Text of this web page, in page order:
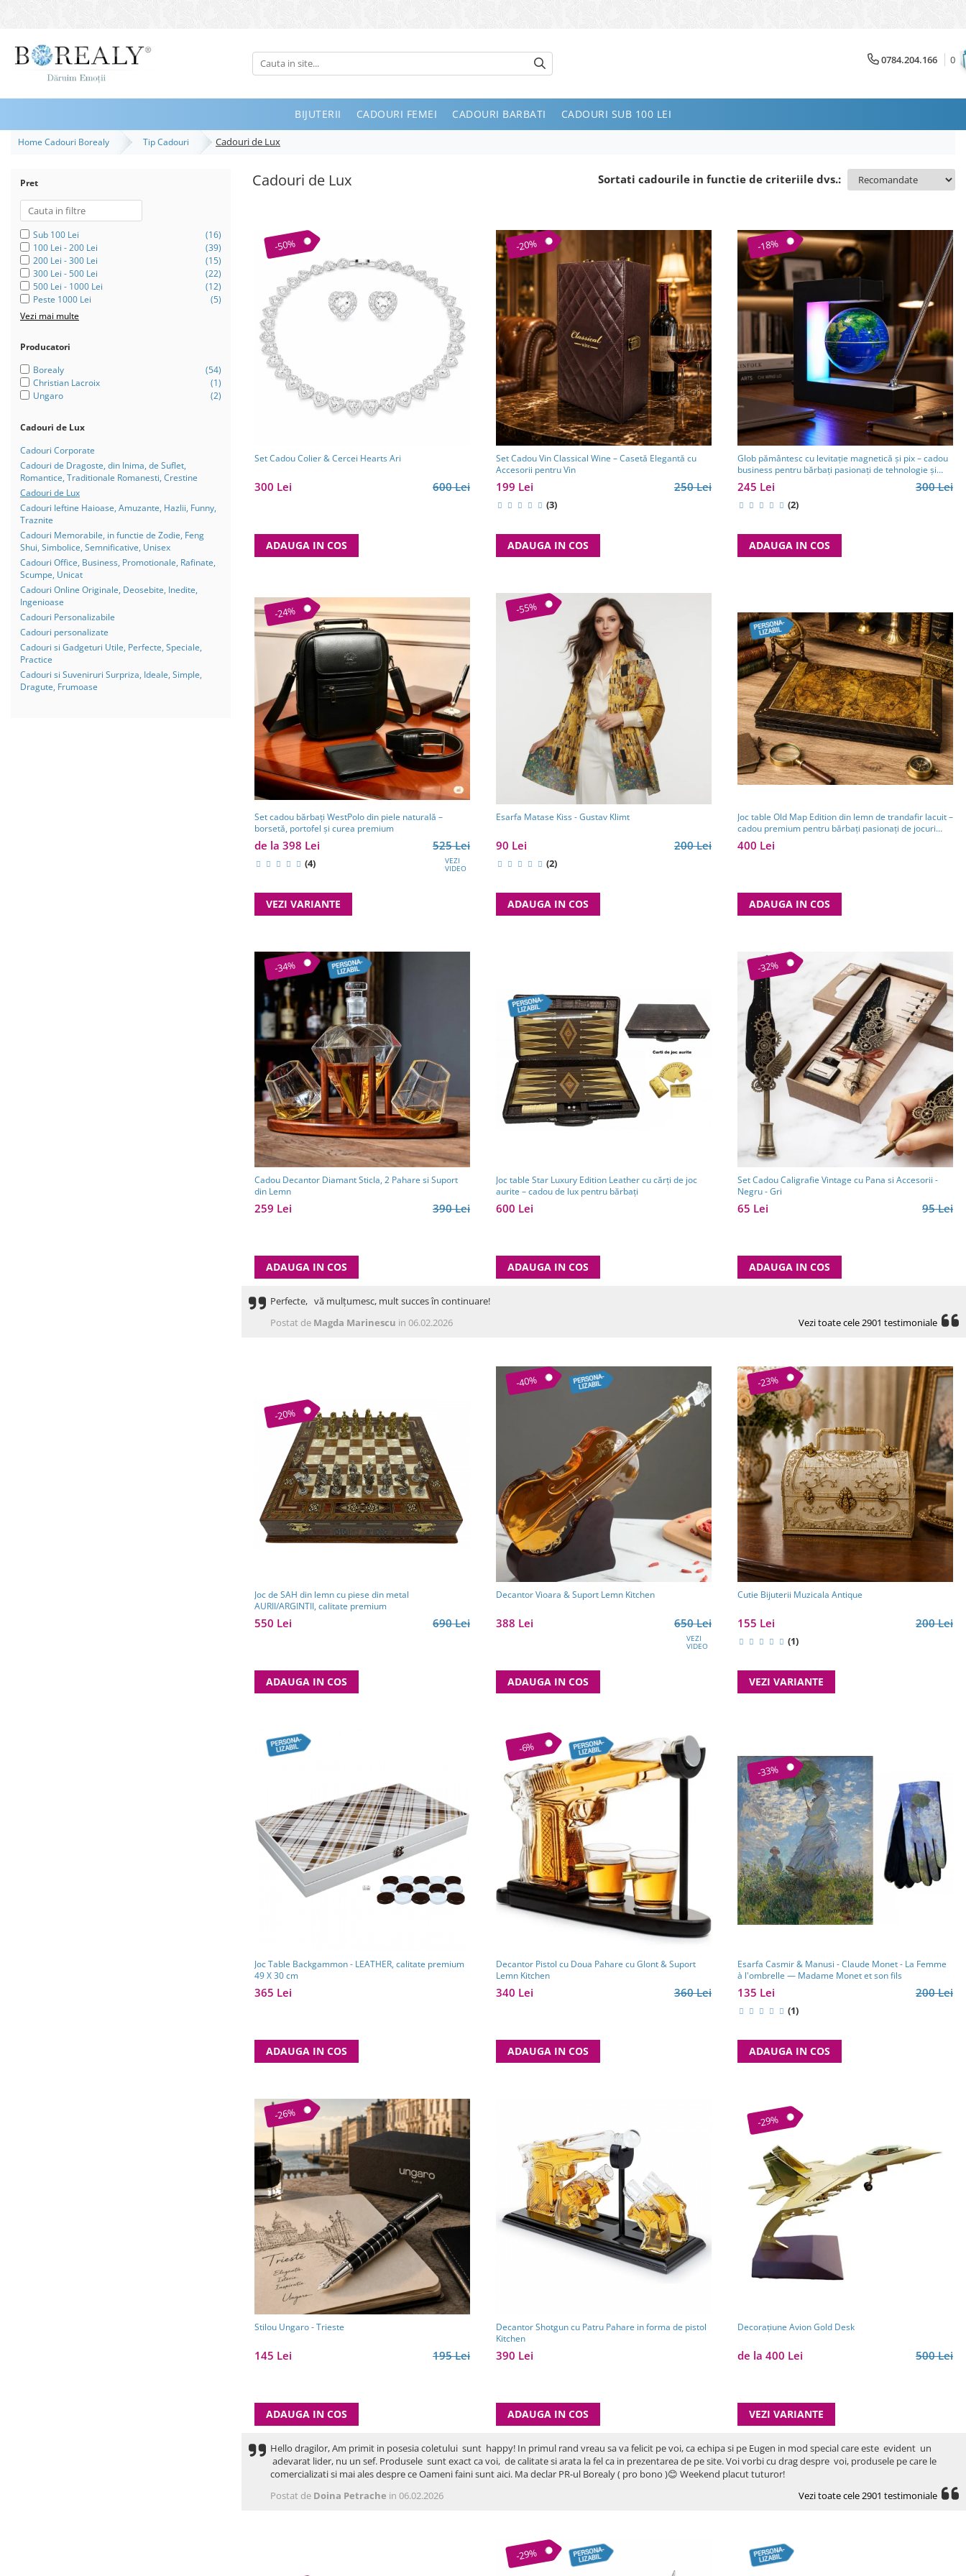
Bijuterii
Inele
Bratari
Seturi
Brose
Tiare
Destinatari
Bijuterii Femei
Bijuterii Copii
Bijuterii Mirese
Selectii
Reduceri
Cele mai noi
Cele mai votate
Cu video
Pret
0 Lei - 100 Lei
100 Lei - 200 Lei
200 Lei - 300 Lei
300 Lei - 500 Lei
500 Lei - 1000 Lei
1000 Lei +
0784.204.166 0
BIJUTERII CADOURI FEMEI CADOURI BARBATI CADOURI SUB 100 LEI
Home Cadouri Borealy Tip Cadouri Cadouri de Lux
Cadouri de Lux Sortati cadourile in functie de criteriile dvs.:
Pret
Sub 100 Lei
(16)
100 Lei - 200 Lei
(39)
200 Lei - 300 Lei
(15)
300 Lei - 500 Lei
(22)
500 Lei - 1000 Lei
(12)
Peste 1000 Lei
(5)
Vezi mai multe
Producatori
Borealy
(54)
Christian Lacroix
(1)
Ungaro
(2)
Cadouri de Lux
Cadouri Corporate
Cadouri de Dragoste, din Inima, de Suflet,
Romantice, Traditionale Romanesti, Crestine
Cadouri de Lux
Cadouri Ieftine Haioase, Amuzante, Hazlii, Funny,
Traznite
Cadouri Memorabile, in functie de Zodie, Feng
Shui, Simbolice, Semnificative, Unisex
Cadouri Office, Business, Promotionale, Rafinate,
Scumpe, Unicat
Cadouri Online Originale, Deosebite, Inedite,
Ingenioase
Cadouri Personalizabile
Cadouri personalizate
Cadouri si Gadgeturi Utile, Perfecte, Speciale,
Practice
Cadouri si Suveniruri Surpriza, Ideale, Simple,
Dragute, Frumoase
-50%
Set Cadou Colier & Cercei Hearts Ari
600 Lei
300 Lei
ADAUGA IN COS
-20%
Set Cadou Vin Classical Wine – Casetă Elegantă cu
Accesorii pentru Vin
250 Lei
199 Lei
(3)
ADAUGA IN COS
-18%
Glob pământesc cu levitație magnetică și pix – cadou
business pentru bărbați pasionați de tehnologie și
călătorii
300 Lei
245 Lei
(2)
ADAUGA IN COS
-24%
Set cadou bărbați WestPolo din piele naturală –
borsetă, portofel și curea premium
525 Lei
de la 398 Lei
(4) VEZI
VIDEO
VEZI VARIANTE
-55%
Esarfa Matase Kiss - Gustav Klimt
200 Lei
90 Lei
(2)
ADAUGA IN COS
Joc table Old Map Edition din lemn de trandafir lacuit –
cadou premium pentru bărbați pasionați de jocuri
clasice
400 Lei
ADAUGA IN COS
-34%
Cadou Decantor Diamant Sticla, 2 Pahare si Suport
din Lemn
390 Lei
259 Lei
ADAUGA IN COS
Joc table Star Luxury Edition Leather cu cărți de joc
aurite – cadou de lux pentru bărbați
600 Lei
ADAUGA IN COS
-32%
Set Cadou Caligrafie Vintage cu Pana si Accesorii -
Negru - Gri
95 Lei
65 Lei
ADAUGA IN COS
Perfecte, vă mulțumesc, mult succes în continuare!
Postat de Magda Marinescu in 06.02.2026 Vezi toate cele 2901 testimoniale
-20%
Joc de SAH din lemn cu piese din metal
AURII/ARGINTII, calitate premium
690 Lei
550 Lei
ADAUGA IN COS
-40%
Decantor Vioara & Suport Lemn Kitchen
650 Lei
388 Lei
VEZI
VIDEO
ADAUGA IN COS
-23%
Cutie Bijuterii Muzicala Antique
200 Lei
155 Lei
(1)
VEZI VARIANTE
Joc Table Backgammon - LEATHER, calitate premium
49 X 30 cm
365 Lei
ADAUGA IN COS
-6%
Decantor Pistol cu Doua Pahare cu Glont & Suport
Lemn Kitchen
360 Lei
340 Lei
ADAUGA IN COS
-33%
Esarfa Casmir & Manusi - Claude Monet - La Femme
à l'ombrelle — Madame Monet et son fils
200 Lei
135 Lei
(1)
ADAUGA IN COS
-26%
Stilou Ungaro - Trieste
195 Lei
145 Lei
ADAUGA IN COS
Decantor Shotgun cu Patru Pahare in forma de pistol
Kitchen
390 Lei
ADAUGA IN COS
-29%
Decorațiune Avion Gold Desk
500 Lei
de la 400 Lei
VEZI VARIANTE
Hello dragilor, Am primit in posesia coletului sunt happy! In primul rand vreau sa va felicit pe voi, ca echipa si pe Eugen in mod special care este evident un
adevarat lider, nu un sef. Produsele sunt exact ca voi, de calitate si arata la fel ca in prezentarea de pe site. Voi vorbi cu drag despre voi, produsele pe care le
comercializati si mai ales despre ce Oameni faini sunt aici. Ma declar PR-ul Borealy ( pro bono )😊 Weekend placut tuturor!
Postat de Doina Petrache in 06.02.2026 Vezi toate cele 2901 testimoniale
-29%